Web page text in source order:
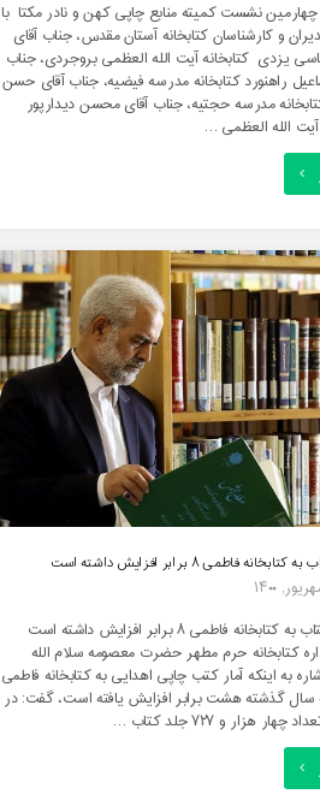
نشست کمیته منابع چاپی کهن و نادر مکتا با
و کارشناسان کتابخانه آستان مقدس، جناب آقای
یزدی کتابخانه آیت الله العظمی بروجردی، جناب
راهنورد کتابخانه مدرسه فیضیه، جناب آقای حسن
مدرسه حجتیه، جناب آقای محسن دیدارپور
آیت الله العظمی …
"برگزاری
نشست
کمیته
منابع
چاپی
کهن
و
نادر
مکتا "
فاطمی ۸ برابر افزایش داشته است
اهدای کتاب به کتابخانه فاطمی ۸ برابر افزایش داشته است
کتابخانه حرم مطهر حضرت معصومه سلام الله
به اینکه آمار کتب چاپی اهدایی به کتابخانه فاطمی
گذشته هشت برابر افزایش یافته است، گفت: در
هزار و ۷۲۷ جلد کتاب …
"اهدای